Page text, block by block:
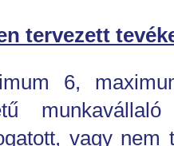
tervezett
6,
vagy nem